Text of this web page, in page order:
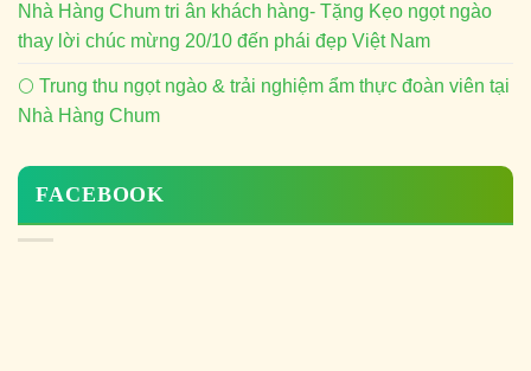
Nhà Hàng Chum tri ân khách hàng- Tặng Kẹo ngọt ngào
thay lời chúc mừng 20/10 đến phái đẹp Việt Nam
🌕 Trung thu ngọt ngào & trải nghiệm ẩm thực đoàn viên tại
Nhà Hàng Chum
FACEBOOK